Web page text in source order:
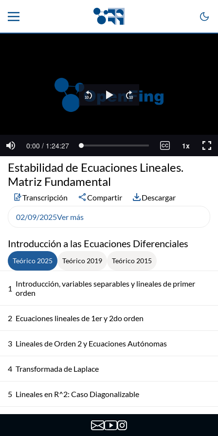
Introducción a las Ecuaciones Diferenciales
Teórico 2025 Teórico 2019 Teórico 2015
1 Introducción, variables separables y lineales de primer
orden
2 Ecuaciones lineales de 1er y 2do orden
3 Lineales de Orden 2 y Ecuaciones Autónomas
4 Transformada de Laplace
5 Lineales en R^2: Caso Diagonalizable
Lineales en R^2: Caso Jordan
Estabilidad de Ecuaciones Lineales.
Matriz Fundamental
Transcripción Compartir Descargar
02/09/2025Ver más